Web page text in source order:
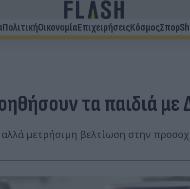
ΠολιτικήΟικονομίαΕπιχειρήσειςΚόσμοςΣπορ
τα παιδιά με
μετρήσιμη βελτίωση στην